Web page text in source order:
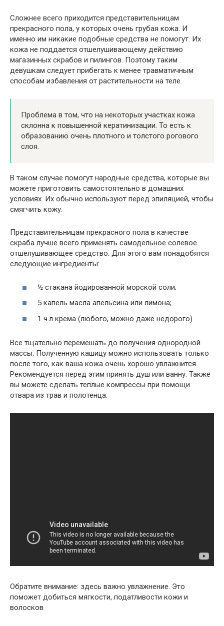
Сложнее всего приходится представительницам
прекрасного пола, у которых очень грубая кожа. И
именно им никакие подобные средства не помогут. Их
кожа не поддается отшелушивающему действию
магазинных скрабов и пилингов. Поэтому таким
девушкам следует прибегать к менее травматичным
способам избавления от растительности на теле.
Проблема в том, что на некоторых участках кожа
склонна к повышенной кератинизации. То есть к
образованию очень плотного и толстого рогового
слоя.
В таком случае помогут народные средства, которые вы
можете приготовить самостоятельно в домашних
условиях. Их обычно используют перед эпиляцией, чтобы
смягчить кожу.
Представительницам прекрасного пола в качестве
скраба лучше всего применять самодельное солевое
отшелушивающее средство. Для этого вам понадобятся
следующие ингредиенты:
½ стакана йодированной морской соли;
5 капель масла апельсина или лимона;
1 ч.л крема (любого, можно даже недорого).
Все тщательно перемешать до получения однородной
массы. Полученную кашицу можно использовать только
после того, как ваша кожа очень хорошо увлажнится.
Рекомендуется перед этим принять душ или ванну. Также
вы можете сделать теплые компрессы при помощи
отвара из трав и полотенца.
Обратите внимание: здесь важно увлажнение. Это
поможет добиться мягкости, податливости кожи и
волосков.